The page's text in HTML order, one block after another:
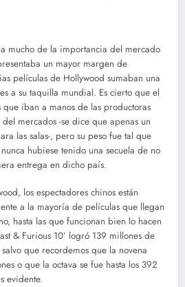
mucho de la importancia del mercado
un mayor margen de
películas de Hollywood sumaban una
a su taquilla mundial. Es cierto que el
iban a manos de las productoras
mercados -se dice que apenas un
las salas-, pero su peso fue tal que
hubiese tenido una secuela de no
entrega en dicho país.
los espectadores chinos están
a la mayoría de películas que llegan
hasta las que funcionan bien lo hacen
& Furious 10’ logró 139 millones de
que recordemos que la novena
o que la octava se fue hasta los 392
evidente.